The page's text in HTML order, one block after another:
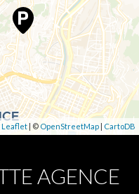
Leaflet| © OpenStreetMap | CartoDB
AGENCE